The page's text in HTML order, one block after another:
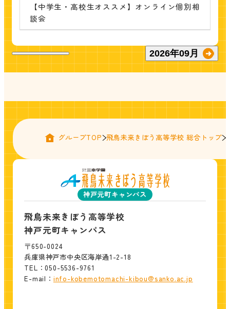
【中学生・高校生オススメ】オンライン個別相
談会
2026年09月
グループTOP 飛鳥未来きぼう高等学校 総合トップ
神戸元町キャンパス
飛鳥未来きぼう高等学校
神戸元町キャンパス
〒650-0024
兵庫県神戸市中央区海岸通1-2-18
TEL：050-5536-9761
E-mail： info-kobemotomachi-kibou@sanko.ac.jp